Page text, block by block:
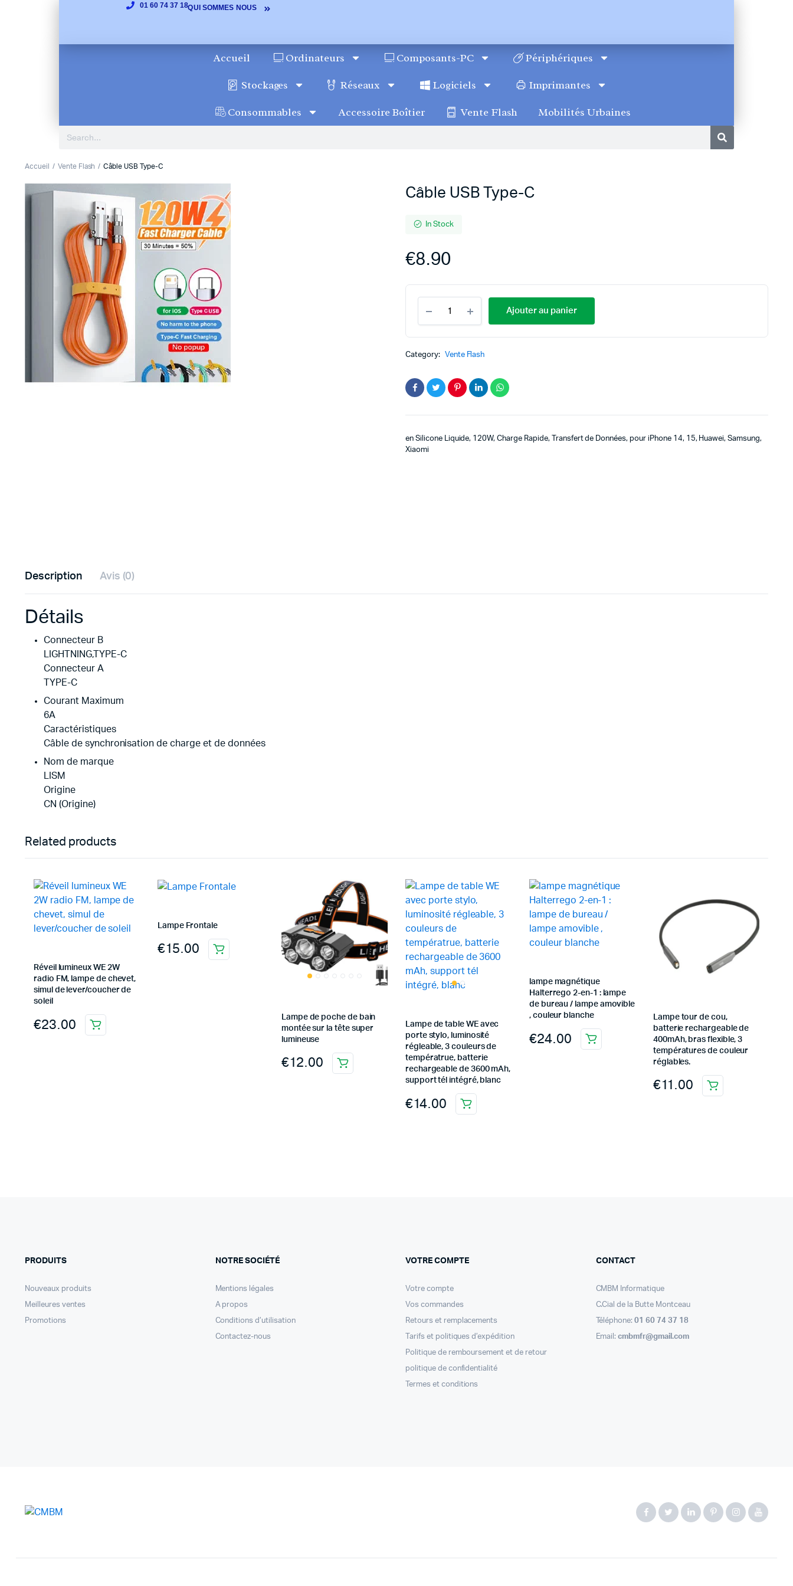
01 60 74 37 18QUI SOMMES NOUS
Accueil Ordinateurs Composants-PC Périphériques
Stockages Réseaux Logiciels Imprimantes
Consommables Accessoire Boîtier Vente Flash Mobilités Urbaines
Accueil Vente Flash Câble USB Type-C
1
Previous
Câble USB Type-C
In Stock
€8.90
Ajouter au panier
Category: Vente Flash
en Silicone Liquide, 120W, Charge Rapide, Transfert de Données, pour iPhone 14, 15, Huawei, Samsung,
Xiaomi
Description Avis (0)
Détails
Connecteur B
LIGHTNING,TYPE-C
Connecteur A
TYPE-C
Courant Maximum
6A
Caractéristiques
Câble de synchronisation de charge et de données
Nom de marque
LISM
Origine
CN (Origine)
Related products
Réveil lumineux WE 2W
radio FM, lampe de chevet,
simul de lever/coucher de
soleil
€23.00
Lampe Frontale
€15.00
Lampe de poche de bain
montée sur la tête super
lumineuse
€12.00
Lampe de table WE avec
porte stylo, luminosité
régleable, 3 couleurs de
températrue, batterie
rechargeable de 3600 mAh,
support tél intégré, blanc
€14.00
lampe magnétique
Halterrego 2-en-1 : lampe
de bureau / lampe amovible
, couleur blanche
€24.00
Lampe tour de cou,
batterie rechargeable de
400mAh, bras flexible, 3
températures de couleur
réglables.
€11.00
PRODUITS
Nouveaux produits
Meilleures ventes
Promotions
NOTRE SOCIÉTÉ
Mentions légales
A propos
Conditions d’utilisation
Contactez-nous
VOTRE COMPTE
Votre compte
Vos commandes
Retours et remplacements
Tarifs et politiques d’expédition
Politique de remboursement et de retour
politique de confidentialité
Termes et conditions
CONTACT
CMBM Informatique
C.Cial de la Butte Montceau
Téléphone:01 60 74 37 18
Email:cmbmfr@gmail.com